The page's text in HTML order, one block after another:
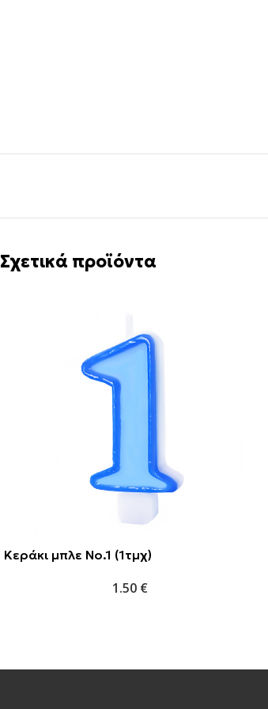
Σχετικά προϊόντα
Κεράκι μπλε No.1 (1τμχ)
1.50 €